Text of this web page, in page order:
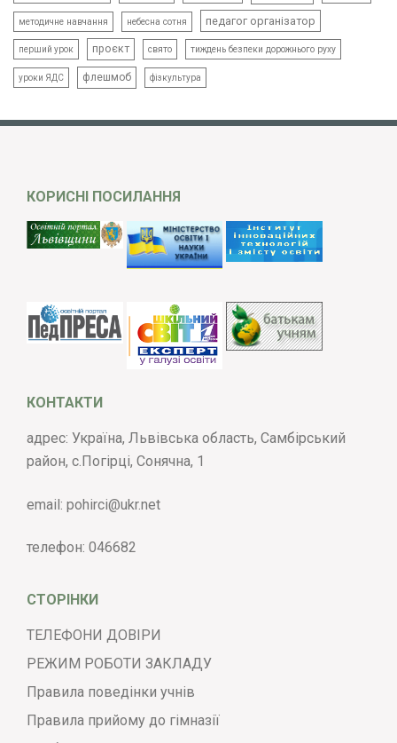
методичне навчання небесна сотня педагог організатор
перший урок проєкт свято тиждень безпеки дорожнього руху
уроки ЯДС флешмоб фізкультура
КОРИСНІ ПОСИЛАННЯ
КОНТАКТИ
адрес: Україна, Львівська область, Самбірський
район, с.Погірці, Сонячна, 1
email: pohirci@ukr.net
телефон: 046682
СТОРІНКИ
ТЕЛЕФОНИ ДОВІРИ
РЕЖИМ РОБОТИ ЗАКЛАДУ
Правила поведінки учнів
Правила прийому до гімназії